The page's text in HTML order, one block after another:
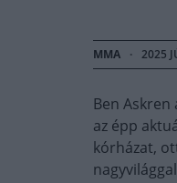
MMA · 2025
Ben
az épp
kórházat,